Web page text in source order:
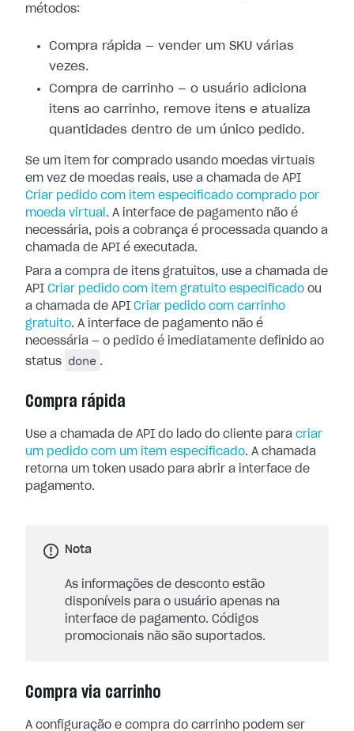
métodos:
Compra rápida — vender um SKU várias
vezes.
Compra de carrinho — o usuário adiciona
itens ao carrinho, remove itens e atualiza
quantidades dentro de um único pedido.
Se um item for comprado usando moedas virtuais
em vez de moedas reais, use a chamada de API
Criar pedido com item especificado comprado por
moeda virtual . A interface de pagamento não é
necessária, pois a cobrança é processada quando a
chamada de API é executada.
Para a compra de itens gratuitos, use a chamada de
API Criar pedido com item gratuito especificado ou
a chamada de API Criar pedido com carrinho
gratuito. A interface de pagamento não é
necessária — o pedido é imediatamente definido ao
status
done .
Compra rápida
Use a chamada de API do lado do cliente para criar
um pedido com um item especificado. A chamada
retorna um token usado para abrir a interface de
pagamento.
Nota
As informações de desconto estão
disponíveis para o usuário apenas na
interface de pagamento. Códigos
promocionais não são suportados.
Compra via carrinho
A configuração e compra do carrinho podem ser